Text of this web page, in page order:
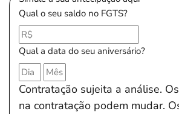
Qual o seu saldo no FGTS?
Qual a data do seu aniversário?
Contratação sujeita a análise.
na contratação podem mudar.